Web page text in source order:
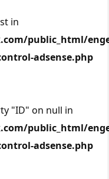
in
public_html/
adsense.php
"ID" on null in
public_html/
adsense.php